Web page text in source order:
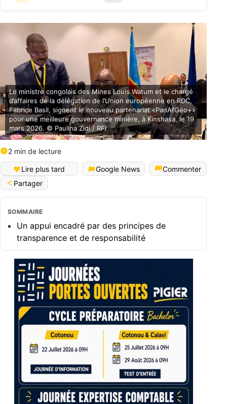
Le ministre congolais des Mines Louis Watum et le chargé
d’affaires de la délégation de l’Union européenne en RDC,
Fabrice Basil, signent le nouveau partenariat «PanAfGéo+»
pour une meilleure gouvernance minière, à Kinshasa, le 19
mars 2026. © Paulina Zidi / RFI
2 min de lecture
Lire plus tard Google News
Commenter
Partager
SOMMAIRE
Un appui encadré par des principes de
transparence et de responsabilité